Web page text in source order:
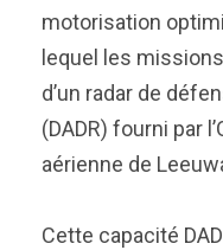
motorisation
lequel les
d’un radar de
(DADR) fourni par
aérienne de
Cette capacité